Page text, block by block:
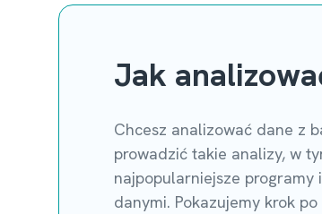
Jak
Chcesz analizować dane z
prowadzić takie analizy, w
najpopularniejsze
danymi. Pokazujemy krok